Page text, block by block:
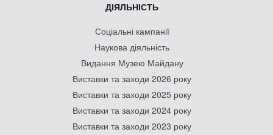
ДІЯЛЬНІСТЬ
Соціальні кампанії
Наукова діяльність
Видання Музею Майдану
Виставки та заходи 2026 року
Виставки та заходи 2025 року
Виставки та заходи 2024 року
Виставки та заходи 2023 року